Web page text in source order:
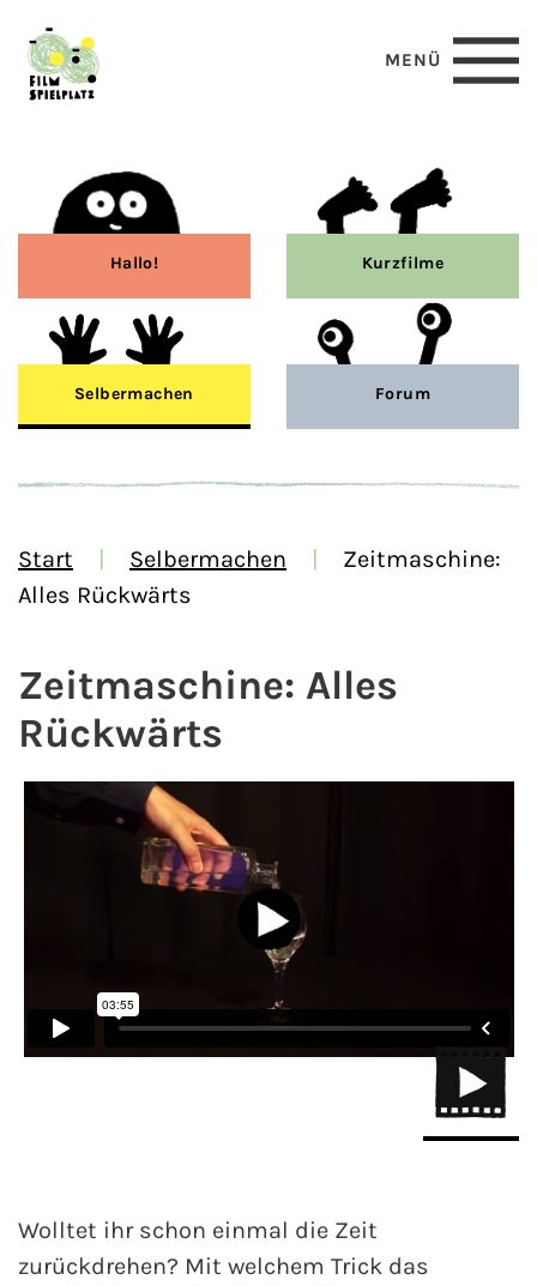
MENÜ
Hallo! Kurzfilme
Selbermachen Forum
Start Selbermachen
Zeitmaschine:
Alles Rückwärts
Zeitmaschine: Alles
Rückwärts
Wolltet ihr schon einmal die Zeit
zurückdrehen? Mit welchem Trick das